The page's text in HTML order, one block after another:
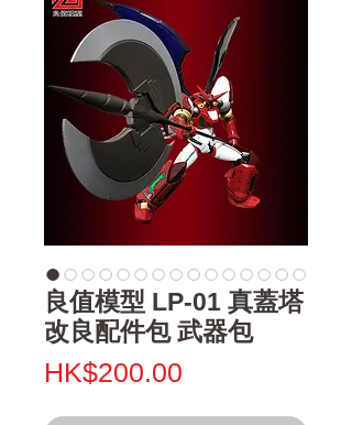
良值模型 LP-01 真蓋塔
改良配件包 武器包
HK$200.00